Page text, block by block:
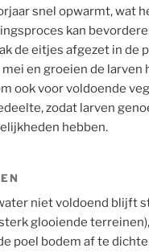
snel opwarmt, wat
kan
de eitjes afgezet in de
en groeien de larven
ook voor voldoende
zodat larven
hebben.
niet voldoend blijft
glooiende
poel bodem af te